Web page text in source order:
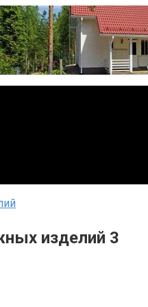
изделий 3